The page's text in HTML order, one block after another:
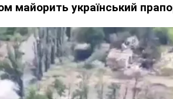
майорить український